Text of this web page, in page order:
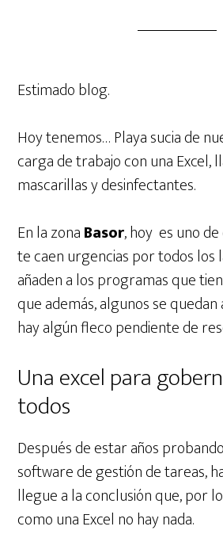
Estimado blog.
Hoy tenemos… Playa sucia de
carga de trabajo con una Excel,
mascarillas y desinfectantes.
En la zonaBasor, hoy es uno
te caen urgencias por todos los
añaden a los programas que
que además, algunos se
hay algún fleco pendiente de
Una excel para
todos
Después de estar años
software de gestión de tareas,
llegue a la conclusión que, por
como una Excel no hay nada.